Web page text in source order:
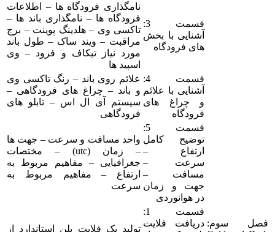
قسمت 3:
آشنایی با بخش
های فرودگاه
نامگذاری فرودگاه ها – اطلاعات
فرودگاه ها – نامگذاری باند ها –
تاکسی وی – هلدینگ پوینت – برج
مراقبت – ویند ساک – طول باند
مورد نیاز تیکاف و فرود – وی
اسپید ها
قسمت 4:
آشنایی با علائم
و چراغ های
فرودگاه
علائم روی باند – رنگ تاکسی وی
و باند – چراغ های فرودگاهی –
سیستم آی ال اس – تابلو های
فرودگاهی
قسمت 5:
توضیح کامل
ارتفاع –
سرعت –
مسافت –
جهت و زمان
در هوانوردی
واحد مسافت و سرعت – جهت ها
– زمان (utc) – مختصات
جغرافیایی – مفاهیم مربوط به
ارتفاع – مفاهیم مربوط به
سرعت
فصل سوم:
قسمت 1:
دریافت فلایت
تولید یک فلایت پلن استاندارد از